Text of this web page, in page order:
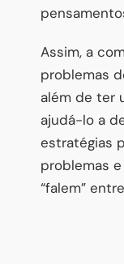
Assim, a
problemas
além de ter
ajudá-lo a
estratégias
problemas
“falem”